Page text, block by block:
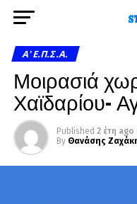
A' Ε.Π.Σ.Α.
Μοιρασιά
Χαϊδαρίου-
Published 2 έτη ago
By Θανάσης